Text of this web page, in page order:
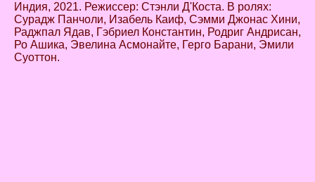
Индия, 2021. Режиссер: Стэнли Д'Коста. В ролях:
Сурадж Панчоли, Изабель Каиф, Сэмми Джонас Хини,
Раджпал Ядав, Гэбриел Константин, Родриг Андрисан,
Ро Ашика, Эвелина Асмонайте, Герго Барани, Эмили
Суоттон.